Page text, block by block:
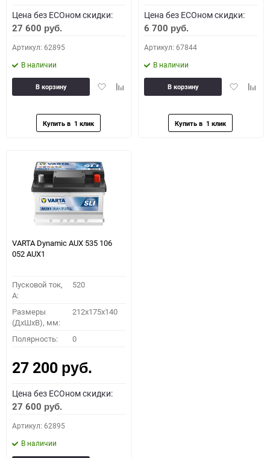
0 - обратная 1 - прямая 3 - обратная 4 - прямая
Цена без ECOном скидки:
27 600 руб.
Артикул: 62895
В наличии
ДобавитьДобавить
В корзину
Цена без ECOном скидки:
6 700 руб.
Артикул: 67844
В наличии
Добавить
В корзину
VARTA Dynamic AUX 535 106
052 AUX1
Пусковой ток,
A:
520
Размеры
(ДхШхВ), мм:
212x175x140
Полярность: 0
27 200 руб.
Цена без ECOном скидки:
27 600 руб.
Артикул: 62895
В наличии